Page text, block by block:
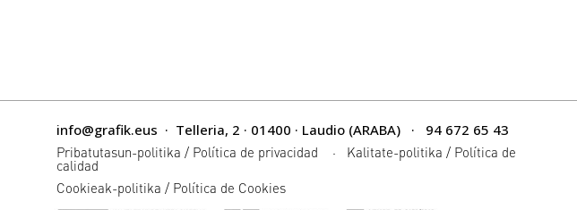
info@grafik.eus · Telleria, 2 · 01400 · Laudio (ARABA) · 94 672 65 43
Pribatutasun-politika / Política de privacidad · Kalitate-politika / Política de
calidad
Cookieak-politika / Política de Cookies